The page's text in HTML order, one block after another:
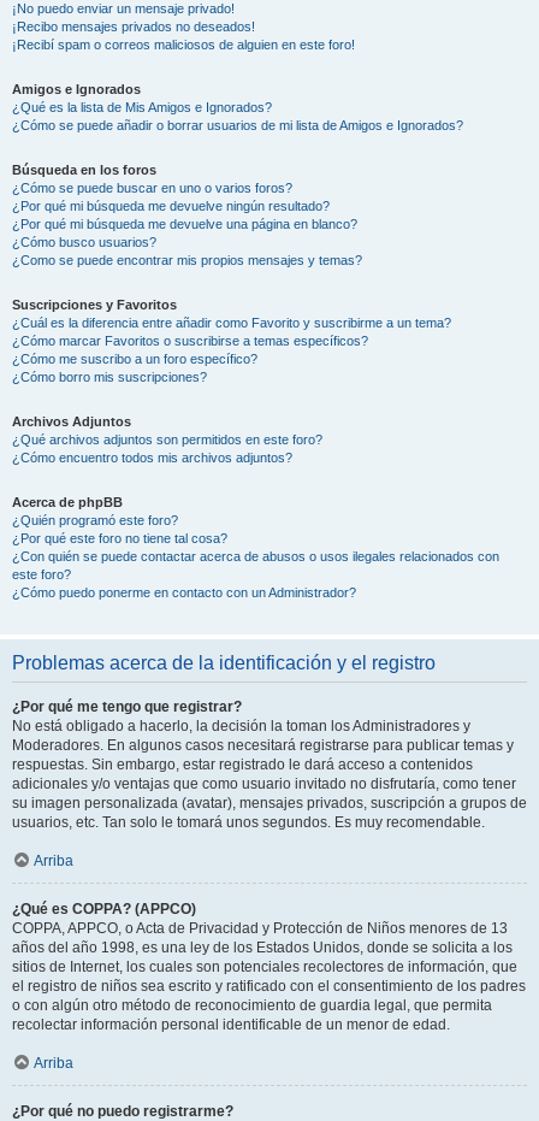
¡No puedo enviar un mensaje privado!
¡Recibo mensajes privados no deseados!
¡Recibí spam o correos maliciosos de alguien en este foro!
Amigos e Ignorados
¿Qué es la lista de Mis Amigos e Ignorados?
¿Cómo se puede añadir o borrar usuarios de mi lista de Amigos e Ignorados?
Búsqueda en los foros
¿Cómo se puede buscar en uno o varios foros?
¿Por qué mi búsqueda me devuelve ningún resultado?
¿Por qué mi búsqueda me devuelve una página en blanco?
¿Cómo busco usuarios?
¿Como se puede encontrar mis propios mensajes y temas?
Suscripciones y Favoritos
¿Cuál es la diferencia entre añadir como Favorito y suscribirme a un tema?
¿Cómo marcar Favoritos o suscribirse a temas específicos?
¿Cómo me suscribo a un foro específico?
¿Cómo borro mis suscripciones?
Archivos Adjuntos
¿Qué archivos adjuntos son permitidos en este foro?
¿Cómo encuentro todos mis archivos adjuntos?
Acerca de phpBB
¿Quién programó este foro?
¿Por qué este foro no tiene tal cosa?
¿Con quién se puede contactar acerca de abusos o usos ilegales relacionados con
este foro?
¿Cómo puedo ponerme en contacto con un Administrador?
Problemas acerca de la identificación y el registro
¿Por qué me tengo que registrar?
No está obligado a hacerlo, la decisión la toman los Administradores y
Moderadores. En algunos casos necesitará registrarse para publicar temas y
respuestas. Sin embargo, estar registrado le dará acceso a contenidos
adicionales y/o ventajas que como usuario invitado no disfrutaría, como tener
su imagen personalizada (avatar), mensajes privados, suscripción a grupos de
usuarios, etc. Tan solo le tomará unos segundos. Es muy recomendable.
Arriba
¿Qué es COPPA? (APPCO)
COPPA, APPCO, o Acta de Privacidad y Protección de Niños menores de 13
años del año 1998, es una ley de los Estados Unidos, donde se solicita a los
sitios de Internet, los cuales son potenciales recolectores de información, que
el registro de niños sea escrito y ratificado con el consentimiento de los padres
o con algún otro método de reconocimiento de guardia legal, que permita
recolectar información personal identificable de un menor de edad.
Arriba
¿Por qué no puedo registrarme?